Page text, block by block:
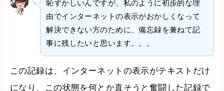
恥ずかしいんですが、私のように初歩的な理
由でインターネットの表示がおかしくなって
解決できない方のために、備忘録を兼ねて記
事に残したいと思います。。。
この記録は、インターネットの表示がテキストだけ
になり、この状態を何とか直そうと奮闘した記録で